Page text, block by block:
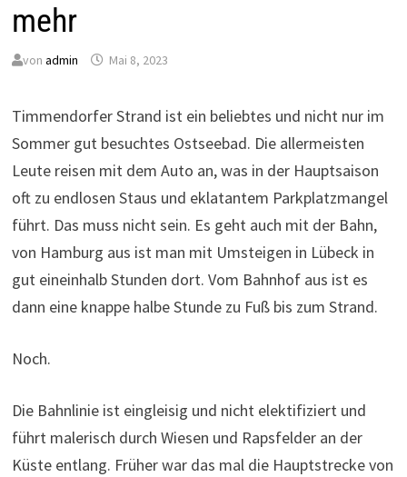
mehr
von admin Mai 8, 2023
Timmendorfer Strand ist ein beliebtes und nicht nur im
Sommer gut besuchtes Ostseebad. Die allermeisten
Leute reisen mit dem Auto an, was in der Hauptsaison
oft zu endlosen Staus und eklatantem Parkplatzmangel
führt. Das muss nicht sein. Es geht auch mit der Bahn,
von Hamburg aus ist man mit Umsteigen in Lübeck in
gut eineinhalb Stunden dort. Vom Bahnhof aus ist es
dann eine knappe halbe Stunde zu Fuß bis zum Strand.
Noch.
Die Bahnlinie ist eingleisig und nicht elektifiziert und
führt malerisch durch Wiesen und Rapsfelder an der
Küste entlang. Früher war das mal die Hauptstrecke von